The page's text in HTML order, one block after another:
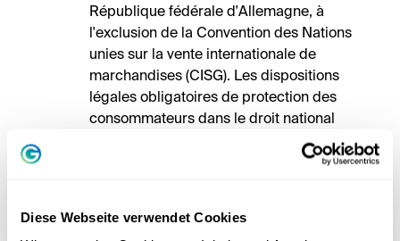
Diese Webseite verwendet Cookies
République fédérale d'Allemagne, à
l'exclusion de la Convention des Nations
unies sur la vente internationale de
marchandises (CISG). Les dispositions
légales obligatoires de protection des
consommateurs dans le droit national
respectif applicable au client restent
extrajudiciaire des litiges. Les